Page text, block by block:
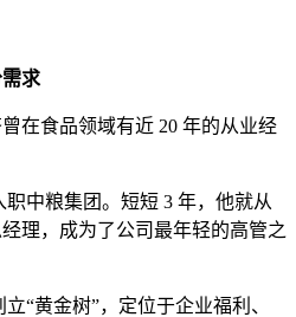
求
在食品领域有近 20 年的从业经
职中粮集团。短短 3 年，他就从
理，成为了公司最年轻的高管之
“黄金树”，定位于企业福利、